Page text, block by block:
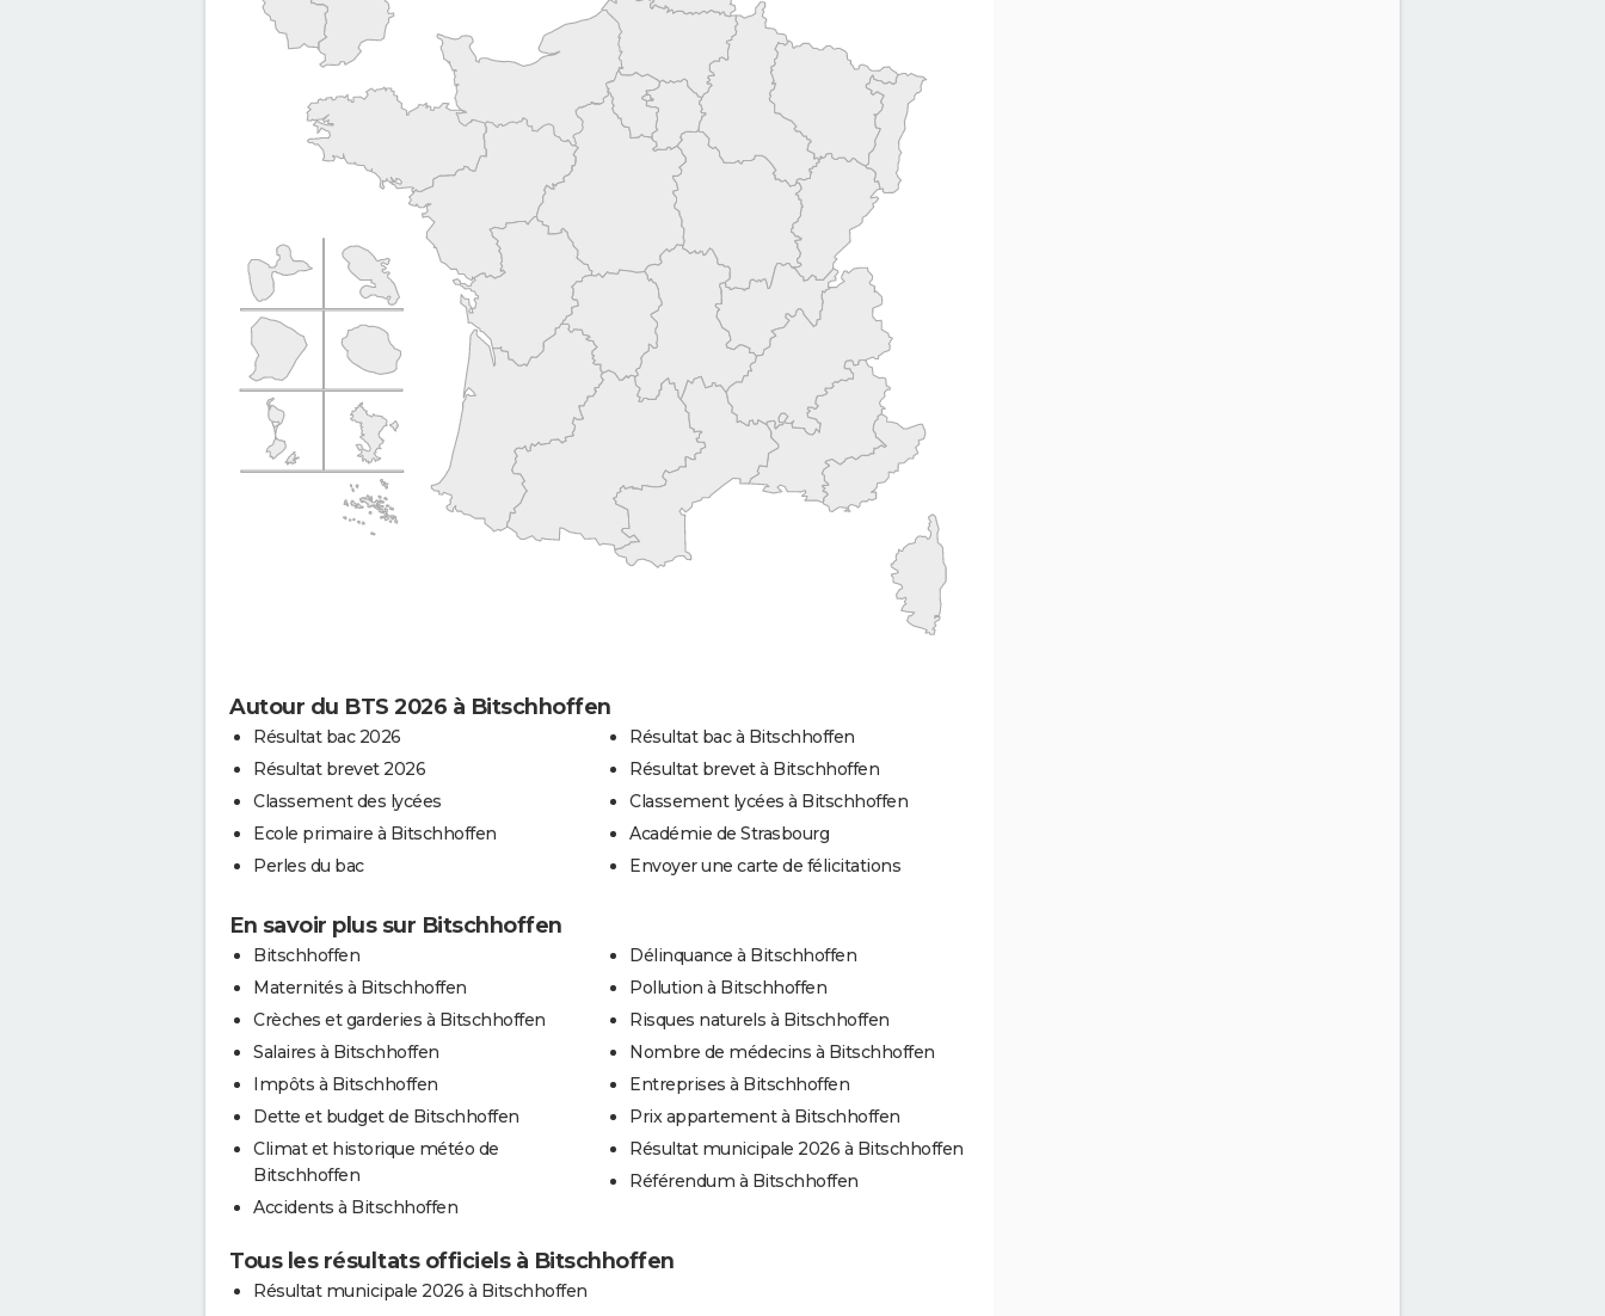
Autour du BTS 2026 à Bitschhoffen
Résultat bac 2026
Résultat brevet 2026
Classement des lycées
Ecole primaire à Bitschhoffen
Perles du bac
Résultat bac à Bitschhoffen
Résultat brevet à Bitschhoffen
Classement lycées à Bitschhoffen
Académie de Strasbourg
Envoyer une carte de félicitations
En savoir plus sur Bitschhoffen
Bitschhoffen
Maternités à Bitschhoffen
Crèches et garderies à Bitschhoffen
Salaires à Bitschhoffen
Impôts à Bitschhoffen
Dette et budget de Bitschhoffen
Climat et historique météo de
Bitschhoffen
Accidents à Bitschhoffen
Délinquance à Bitschhoffen
Pollution à Bitschhoffen
Risques naturels à Bitschhoffen
Nombre de médecins à Bitschhoffen
Entreprises à Bitschhoffen
Prix appartement à Bitschhoffen
Résultat municipale 2026 à Bitschhoffen
Référendum à Bitschhoffen
Tous les résultats officiels à Bitschhoffen
Résultat municipale 2026 à Bitschhoffen